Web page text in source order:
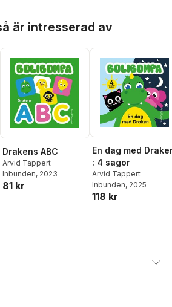
är intresserad av
röster:
Drakens ABC
Arvid Tappert
Inbunden, 2023
81 kr
En dag med
: 4 sagor
Arvid Tappert
Inbunden, 2025
118 kr